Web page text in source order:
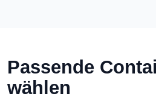
Passende
wählen